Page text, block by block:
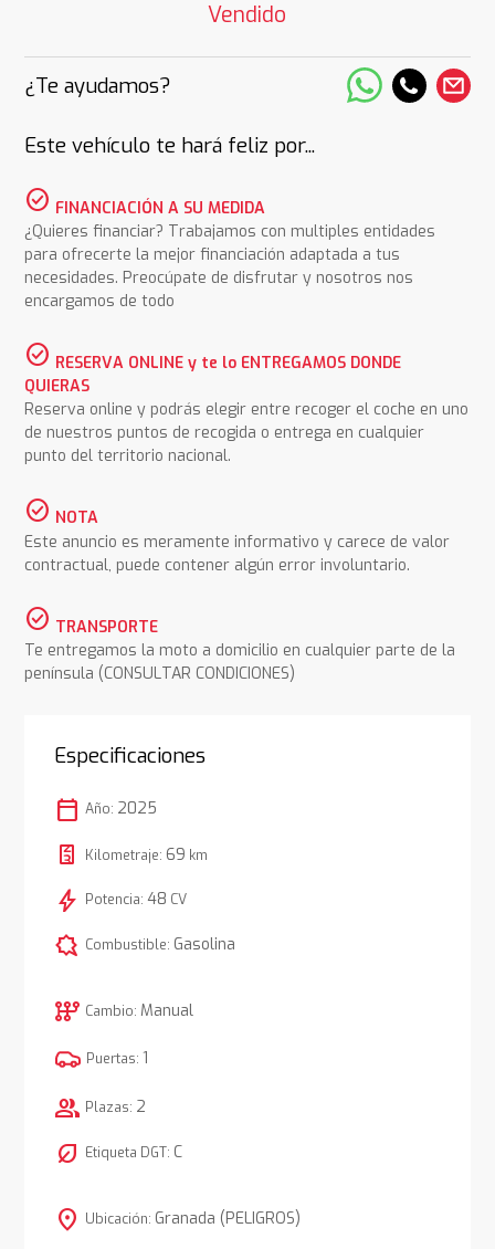
Vendido
¿Te ayudamos?
Este vehículo te hará feliz por...
check_circle FINANCIACIÓN A SU MEDIDA
¿Quieres financiar? Trabajamos con multiples entidades
para ofrecerte la mejor financiación adaptada a tus
necesidades. Preocúpate de disfrutar y nosotros nos
encargamos de todo
check_circle RESERVA ONLINE y te lo ENTREGAMOS DONDE
QUIERAS
Reserva online y podrás elegir entre recoger el coche en uno
de nuestros puntos de recogida o entrega en cualquier
punto del territorio nacional.
check_circle NOTA
Este anuncio es meramente informativo y carece de valor
contractual, puede contener algún error involuntario.
check_circle TRANSPORTE
Te entregamos la moto a domicilio en cualquier parte de la
península (CONSULTAR CONDICIONES)
Especificaciones
calendar_today Año: 2025
Kilometraje: 69 km
bolt Potencia: 48 CV
comic_bubble Combustible: Gasolina
auto_transmission Cambio: Manual
Puertas: 1
group Plazas: 2
nest_eco_leaf Etiqueta DGT: C
location_on Ubicación: Granada (PELIGROS)